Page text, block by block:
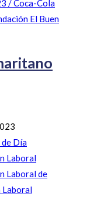
/ Coca-Cola
Día
Laboral
Laboral de
Laboral